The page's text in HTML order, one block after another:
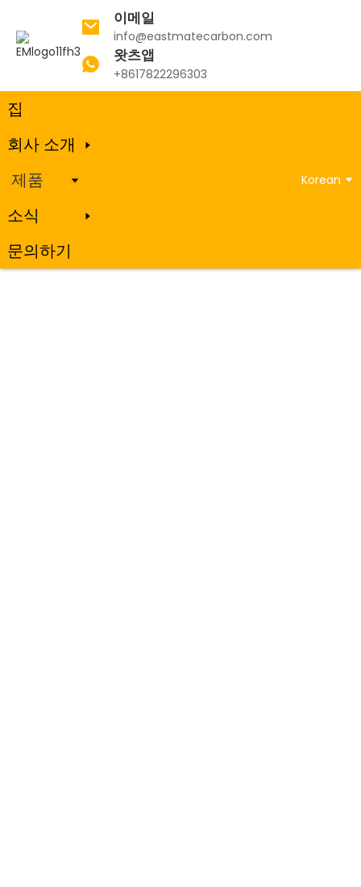
이메일
info@eastmatecarbon.com
왓츠앱
+8617822296303
집
회사 소개
제품
소식
문의하기
Korean
흑연 석유 코크스
흑연 석유 코크스